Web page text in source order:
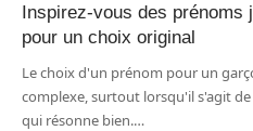
Inspirez-vous des prénoms
pour un choix original
Le choix d'un prénom pour un
complexe, surtout lorsqu'il s'agit
qui résonne bien.…